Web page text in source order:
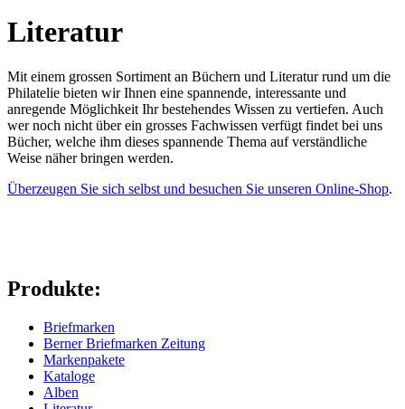
Literatur
Mit einem grossen Sortiment an Büchern und Literatur rund um die
Philatelie bieten wir Ihnen eine spannende, interessante und
anregende Möglichkeit Ihr bestehendes Wissen zu vertiefen. Auch
wer noch nicht über ein grosses Fachwissen verfügt findet bei uns
Bücher, welche ihm dieses spannende Thema auf verständliche
Weise näher bringen werden.
Überzeugen Sie sich selbst und besuchen Sie unseren Online-Shop.
Produkte:
Briefmarken
Berner Briefmarken Zeitung
Markenpakete
Kataloge
Alben